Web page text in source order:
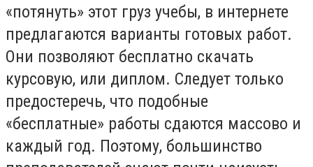
«потянуть» этот груз учебы, в интернете
предлагаются варианты готовых работ.
Они позволяют бесплатно скачать
курсовую, или диплом. Следует только
предостеречь, что подобные
«бесплатные» работы сдаются массово и
каждый год. Поэтому, большинство